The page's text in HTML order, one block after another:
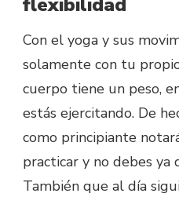
Con el yoga y sus
solamente con tu
cuerpo tiene un peso,
estás ejercitando. De
como principiante
practicar y no debes ya
También que al día